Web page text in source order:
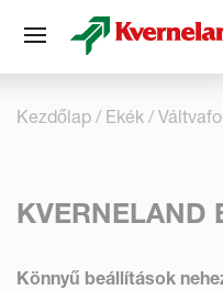
Kezdőlap Ekék
KVERNELAND
Könnyű beállítások
Süti preferenciák